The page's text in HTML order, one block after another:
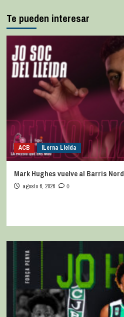
Te pueden interesar
ACB iLerna Lleida
Mark Hughes vuelve al Barris Nord
agosto 6, 2026 0